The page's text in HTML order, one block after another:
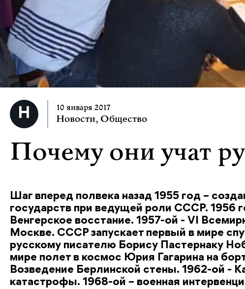
10 января 2017
Новости, Общество
Почему они учат
Шаг вперед полвека назад 1955 год –
государств при ведущей роли СССР. 1956
Венгерское восстание. 1957-ой - VI
Москве. СССР запускает первый в мире
русскому писателю Борису Пастернаку
мире полет в космос Юрия Гагарина на
Возведение Берлинской стены. 1962-ой -
катастрофы. 1968-ой – военная